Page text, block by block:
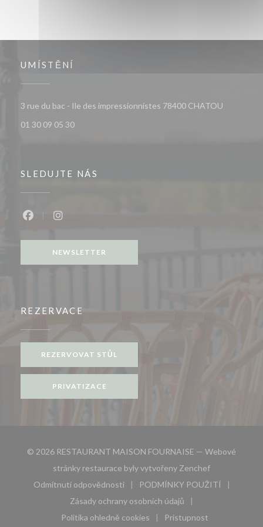
UMÍSTĚNÍ
3 rue du bac - Ile des impressionnistes 78400 CHATOU
01 30 09 05 30
SLEDUJTE NÁS
NEWSLETTER
REZERVACE
REZERVOVAT STŮL
PRIVATIZACE
© 2026 RESTAURANT MAISON FOURNAISE — Webové
stránky restaurace byly vytvořeny Zenchef((otevře se v
Odmítnutí odpovědnosti
((otevře se v novém okně))
PODMÍNKY POUŽITÍ
((otevře se v novém
Zásady ochrany osobních údajů
((otevře se v novém okně))
Politika ohledně cookies
((otevře se v novém okně))
Pristupnost
((otevře se v novém